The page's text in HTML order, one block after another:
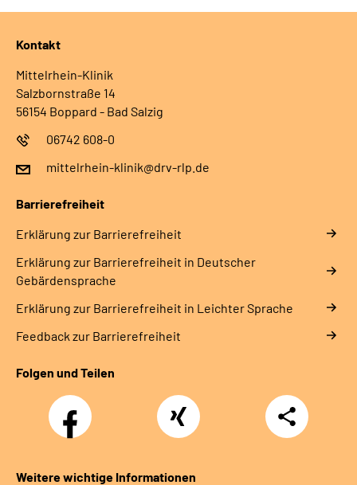
Kontakt
Mittelrhein-Klinik
Salzbornstraße 14
56154 Boppard - Bad Salzig
06742 608-0
mittelrhein-klinik@drv-rlp.de
Barrierefreiheit
Erklärung zur Barrierefreiheit
Erklärung zur Barrierefreiheit in Deutscher
Gebärdensprache
Erklärung zur Barrierefreiheit in Leichter Sprache
Feedback zur Barrierefreiheit
Folgen und Teilen
Facebook Xing
Teilen
Weitere wichtige Informationen